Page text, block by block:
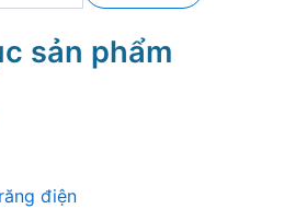
sản phẩm
điện